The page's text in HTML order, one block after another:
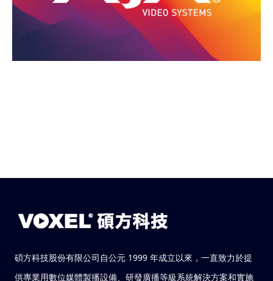
碩方科技股份有限公司自公元 1999 年成立以來，一直致力於提
供專業用數位媒體製播設備、研發廣播等級系統解決方案和實施